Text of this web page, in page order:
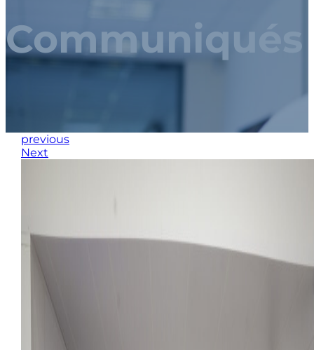
Communiqués
previous
Next